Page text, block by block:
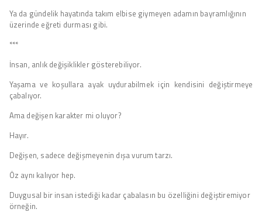
Ya da gündelik hayatında takım elbise giymeyen adamın bayramlığının
üzerinde eğreti durması gibi.
***
İnsan, anlık değişiklikler gösterebiliyor.
Yaşama ve koşullara ayak uydurabilmek için kendisini değiştirmeye
çabalıyor.
Ama değişen karakter mi oluyor?
Hayır.
Değişen, sadece değişmeyenin dışa vurum tarzı.
Öz aynı kalıyor hep.
Duygusal bir insan istediği kadar çabalasın bu özelliğini değiştiremiyor
örneğin.